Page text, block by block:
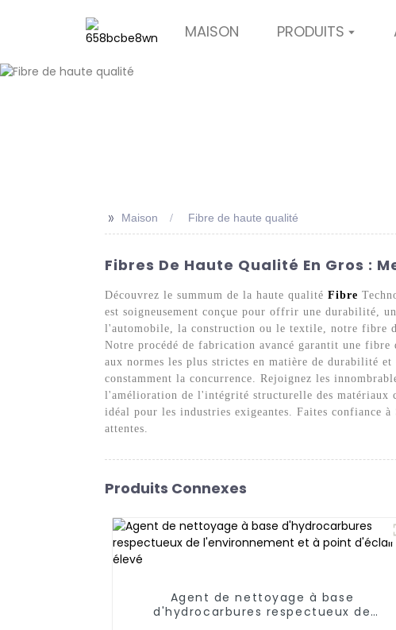
MAISON PRODUITS
>> Maison Fibre de haute qualité
Fibres De Haute Qualité En Gros :
Découvrez le summum de la haute qualité Fibre
est soigneusement conçue pour offrir une durabilité,
l'automobile, la construction ou le textile, notre fibre
Notre procédé de fabrication avancé garantit une fibre
aux normes les plus strictes en matière de durabilité
constamment la concurrence. Rejoignez les
l'amélioration de l'intégrité structurelle des matériaux
idéal pour les industries exigeantes. Faites confiance
attentes.
Produits Connexes
Agent de nettoyage à base
d'hydrocarbures respectueux de